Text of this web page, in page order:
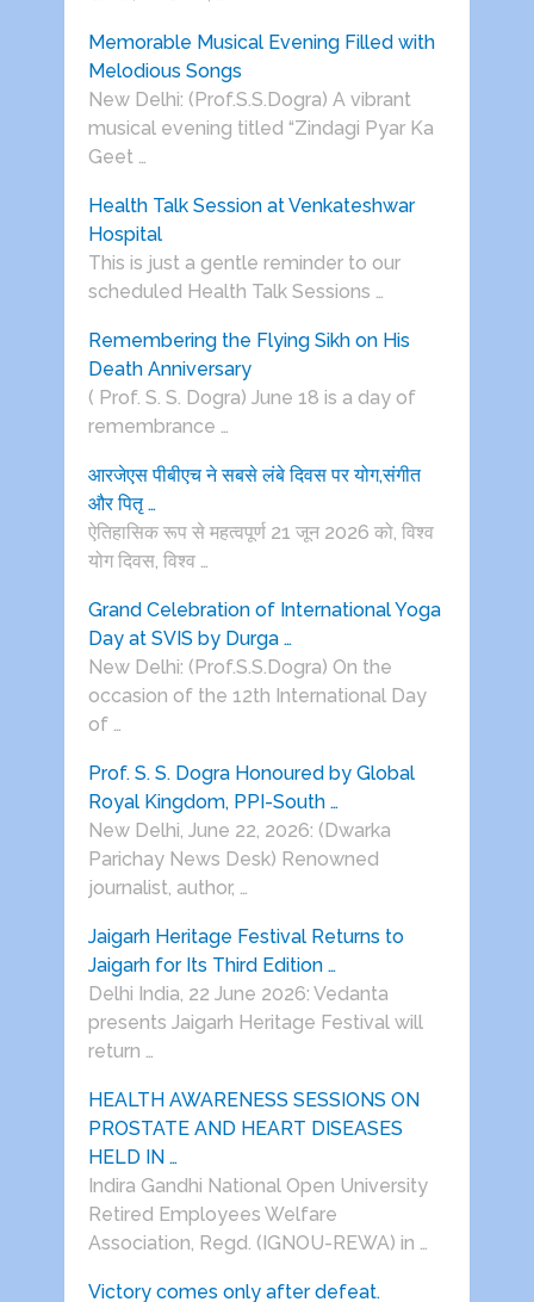
Memorable Musical Evening Filled with
Melodious Songs
New Delhi: (Prof.S.S.Dogra) A vibrant
musical evening titled “Zindagi Pyar Ka
Geet …
Health Talk Session at Venkateshwar
Hospital
This is just a gentle reminder to our
scheduled Health Talk Sessions …
Remembering the Flying Sikh on His
Death Anniversary
( Prof. S. S. Dogra) June 18 is a day of
remembrance …
आरजेएस पीबीएच ने सबसे लंबे दिवस पर योग,संगीत
और पितृ …
ऐतिहासिक रूप से महत्वपूर्ण 21 जून 2026 को, विश्व
योग दिवस, विश्व …
Grand Celebration of International Yoga
Day at SVIS by Durga …
New Delhi: (Prof.S.S.Dogra) On the
occasion of the 12th International Day
of …
Prof. S. S. Dogra Honoured by Global
Royal Kingdom, PPI-South …
New Delhi, June 22, 2026: (Dwarka
Parichay News Desk) Renowned
journalist, author, …
Jaigarh Heritage Festival Returns to
Jaigarh for Its Third Edition …
Delhi India, 22 June 2026: Vedanta
presents Jaigarh Heritage Festival will
return …
HEALTH AWARENESS SESSIONS ON
PROSTATE AND HEART DISEASES
HELD IN …
Indira Gandhi National Open University
Retired Employees Welfare
Association, Regd. (IGNOU-REWA) in …
Victory comes only after defeat.